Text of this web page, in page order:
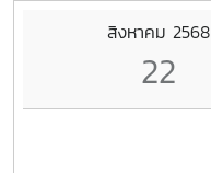
สิงหาคม 2568
22